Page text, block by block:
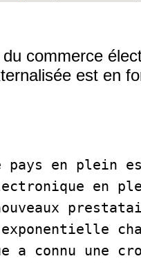
du commerce
est en
pays en plein
en
a connu une